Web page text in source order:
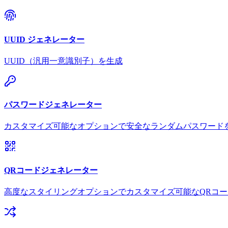
UUID ジェネレーター
UUID（汎用一意識別子）を生成
パスワードジェネレーター
カスタマイズ可能なオプションで安全なランダムパスワード
QRコードジェネレーター
高度なスタイリングオプションでカスタマイズ可能なQRコ